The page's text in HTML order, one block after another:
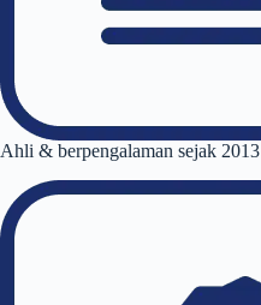
Ahli & berpengalaman sejak 2013